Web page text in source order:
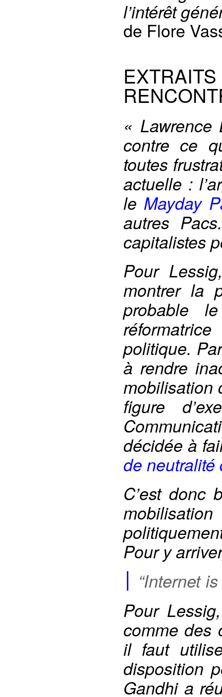
l’intérêt
de Flore
«
contre ce
toutes
actuelle :
le Mayday
autres
capitalistes
Pour
montrer la
probable
politique.
à rendre
mobilisation
figure
décidée à
de neutralité
C’est donc
Pour y
“Internet
Pour
comme des
il faut
disposition
Gandhi a